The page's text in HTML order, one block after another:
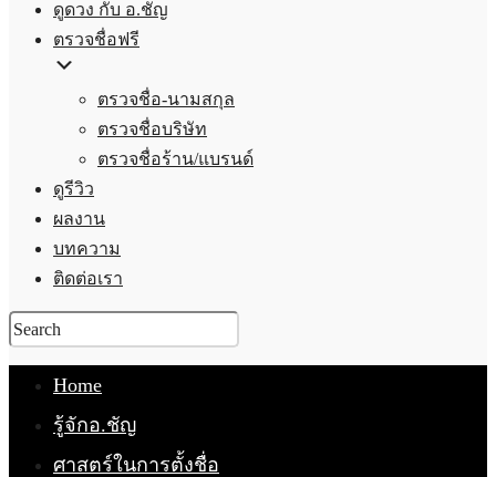
ดูดวง กับ อ.ชัญ
ตรวจชื่อฟรี
ตรวจชื่อ-นามสกุล
ตรวจชื่อบริษัท
ตรวจชื่อร้าน/แบรนด์
ดูรีวิว
ผลงาน
บทความ
ติดต่อเรา
Home
รู้จักอ.ชัญ
ศาสตร์ในการตั้งชื่อ